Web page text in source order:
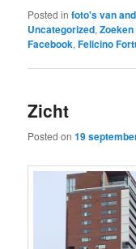
Posted in foto's van
Uncategorized,
Facebook,Felicino
Zicht
Posted on19